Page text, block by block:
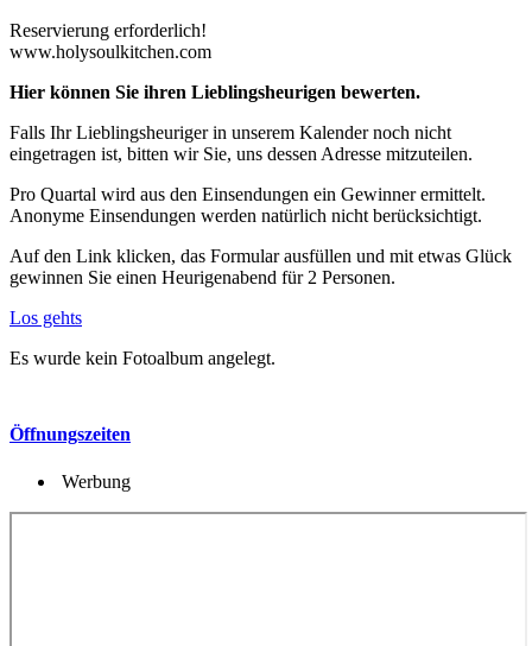
Reservierung erforderlich!
www.holysoulkitchen.com
Hier können Sie ihren Lieblingsheurigen bewerten.
Falls Ihr Lieblingsheuriger in unserem Kalender noch nicht
eingetragen ist, bitten wir Sie, uns dessen Adresse mitzuteilen.
Pro Quartal wird aus den Einsendungen ein Gewinner ermittelt.
Anonyme Einsendungen werden natürlich nicht berücksichtigt.
Auf den Link klicken, das Formular ausfüllen und mit etwas Glück
gewinnen Sie einen Heurigenabend für 2 Personen.
Los gehts
Es wurde kein Fotoalbum angelegt.
Öffnungszeiten
Werbung